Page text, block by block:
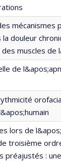
mécanismes
douleur
muscles de
de
lors de
troisième
préajustés :